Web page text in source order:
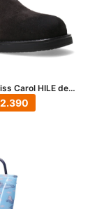
Carol HILE de
2.390